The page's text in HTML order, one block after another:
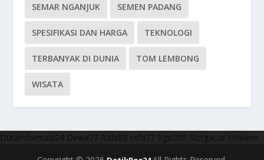
SEMAR NGANJUK SEMEN PADANG
SPESIFIKASI DAN HARGA TEKNOLOGI
TERBANYAK DI DUNIA TOM LEMBONG
WISATA
Dutainformasi24 Dewa77 Rafa88 rafa77 Rgo365 Slotgacor Hokiwin